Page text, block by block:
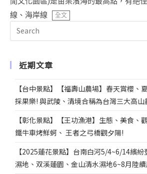
線、海岸線
全文
近期文章
【台中景點】【福壽山農場】春天賞櫻、
採果樂! 與武陵、清境合稱為台灣三大高山
【彰化景點】【王功漁港】生態、美食、
鐵牛車烤鮮蚵、 王者之弓橋觀夕陽!
【2025蓮花景點】台南白河5/4~6/14繽
濕地、双溪蓮園、金山清水濕地6~8月陸